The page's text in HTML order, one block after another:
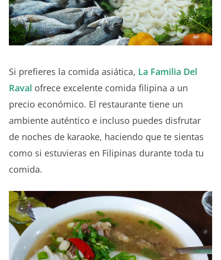
Si prefieres la comida asiática, La Familia Del
Raval ofrece excelente comida filipina a un
precio económico. El restaurante tiene un
ambiente auténtico e incluso puedes disfrutar
de noches de karaoke, haciendo que te sientas
como si estuvieras en Filipinas durante toda tu
comida.